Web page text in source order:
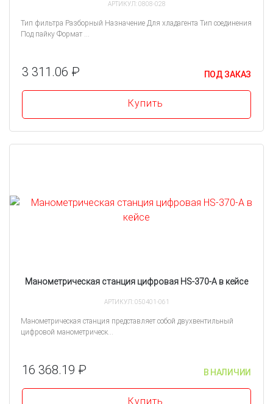
АРТИКУЛ: 0808-028
Тип фильтра Разборный Назначение Для хладагента Тип соединения
Под пайку Формат ...
3 311.06 ₽ ПОД ЗАКАЗ
Купить
Манометрическая станция цифровая HS-370-A в кейсе
АРТИКУЛ: 050401-061
Манометрическая станция представляет собой двухвентильный
цифровой манометрическ...
16 368.19 ₽ В НАЛИЧИИ
Купить